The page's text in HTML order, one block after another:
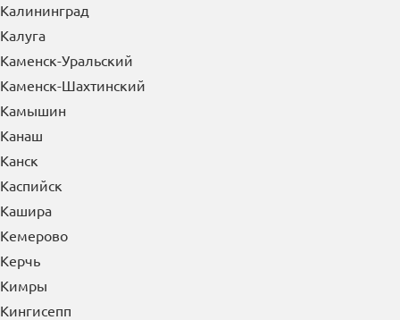
Калининград
Калуга
Каменск-Уральский
Каменск-Шахтинский
Камышин
Канаш
Канск
Каспийск
Кашира
Кемерово
Керчь
Кимры
Кингисепп